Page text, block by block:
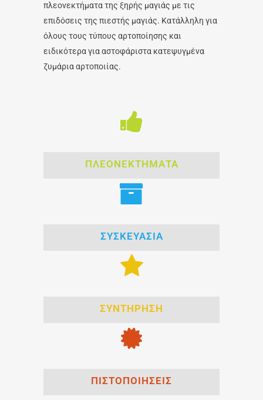
πλεονεκτήματα της ξηρής μαγιάς με τις
επιδόσεις της πιεστής μαγιάς. Κατάλληλη για
όλους τους τύπους αρτοποίησης και
ειδικότερα για αστοφάριστα κατεψυγμένα
ζυμάρια αρτοποιίας.
ΠΛΕΟΝΕΚΤΗΜΑΤΑ
ΣΥΣΚΕΥΑΣΙΑ
ΣΥΝΤΗΡΗΣΗ
ΠΙΣΤΟΠΟΙΗΣΕΙΣ